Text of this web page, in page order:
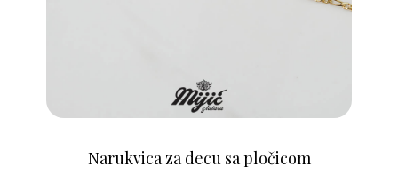
Narukvica za decu sa pločicom